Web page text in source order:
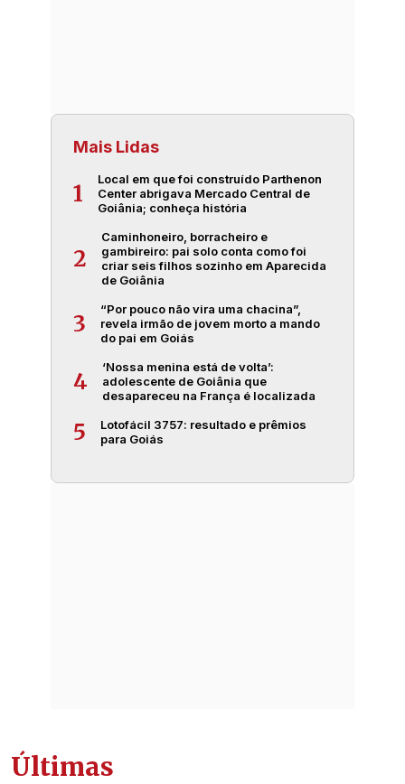
Mais Lidas
1
Local em que foi construído Parthenon
Center abrigava Mercado Central de
Goiânia; conheça história
2
Caminhoneiro, borracheiro e
gambireiro: pai solo conta como foi
criar seis filhos sozinho em Aparecida
de Goiânia
3
“Por pouco não vira uma chacina”,
revela irmão de jovem morto a mando
do pai em Goiás
4
‘Nossa menina está de volta’:
adolescente de Goiânia que
desapareceu na França é localizada
5
Lotofácil 3757: resultado e prêmios
para Goiás
Últimas